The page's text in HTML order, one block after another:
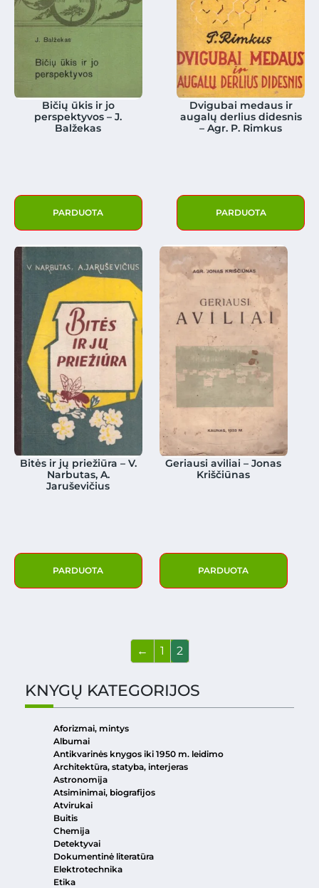
Bičių ūkis ir jo
perspektyvos – J.
Balžekas
PARDUOTA
Dvigubai medaus ir
augalų derlius didesnis
– Agr. P. Rimkus
PARDUOTA
Bitės ir jų priežiūra – V.
Narbutas, A.
Jaruševičius
PARDUOTA
Geriausi aviliai – Jonas
Kriščiūnas
PARDUOTA
← 1 2
KNYGŲ KATEGORIJOS
Aforizmai, mintys
Albumai
Antikvarinės knygos iki 1950 m. leidimo
Architektūra, statyba, interjeras
Astronomija
Atsiminimai, biografijos
Atvirukai
Buitis
Chemija
Detektyvai
Dokumentinė literatūra
Elektrotechnika
Etika